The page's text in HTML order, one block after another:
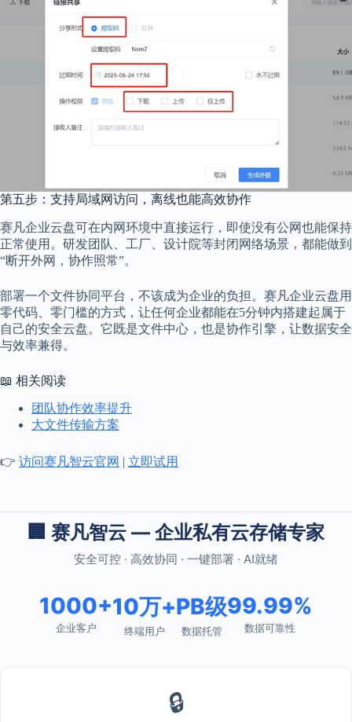
第五步：支持局域网访问，离线也能高效协作
赛凡企业云盘可在内网环境中直接运行，即使没有公网也能保持
正常使用。研发团队、工厂、设计院等封闭网络场景，都能做到
“断开外网，协作照常”。
部署一个文件协同平台，不该成为企业的负担。赛凡企业云盘用
零代码、零门槛的方式，让任何企业都能在5分钟内搭建起属于
自己的安全云盘。它既是文件中心，也是协作引擎，让数据安全
与效率兼得。
📖 相关阅读
团队协作效率提升
大文件传输方案
👉 访问赛凡智云官网 | 立即试用
🏢 赛凡智云 — 企业私有云存储专家
安全可控 · 高效协同 · 一键部署 · AI就绪
1000+
企业客户
10万+
终端用户
PB级
数据托管
99.99%
数据可靠性
🔒